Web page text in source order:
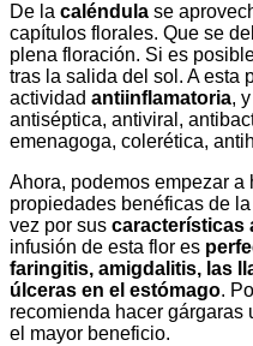
De la caléndula se
capítulos florales. Que se
plena floración. Si es
tras la salida del sol. A esta
actividad antiinflamatoria,
antiséptica, antiviral,
emenagoga, colerética,
Ahora, podemos empezar
propiedades benéficas de
vez por sus características
infusión de esta flor es
faringitis, amigdalitis, las
úlceras en el estómago.
recomienda hacer gárgaras
el mayor beneficio.